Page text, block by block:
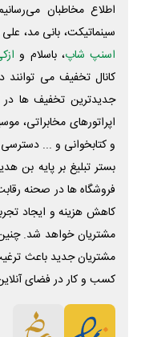
اطلاع مخاطبان
سینماتیکت، بانی مد، علی‌
اسنپ شاپ، باسلام و
کانال تخفیف می توانند
جدیدترین تخفیف ها در
اپراتورهای مخابراتی،
و کتابخوانی و ... دسترسی
بستر تبلیغ بر پایه بن
فروشگاه ها در صحنه
کاهش هزینه و ایجاد
مشتریان خواهد شد.
مشتریان جدید باعث
کسب و کار در فضای